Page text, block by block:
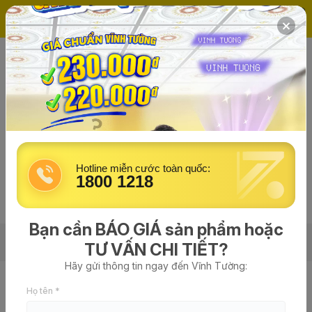
Hotline miễn cước toàn quốc:
1800 1218
Bạn cần BÁO GIÁ sản phẩm hoặc
TƯ VẤN CHI TIẾT?
Hãy gửi thông tin ngay đến Vĩnh Tường:
Họ tên *
(0)
Trang chủ
Hỗ trợ kỹ thuật
Hướng dẫn nhận diện sản phẩm
Trở về trang danh sách
Khung trần chìm Vĩnh Tường
Nhận diện bao bì cho các sản phầm từ:
Từ tháng 01/2025 Từ tháng 01/2020
Vĩnh Tường cung cấp các loại khung cơ bản: Khung cao